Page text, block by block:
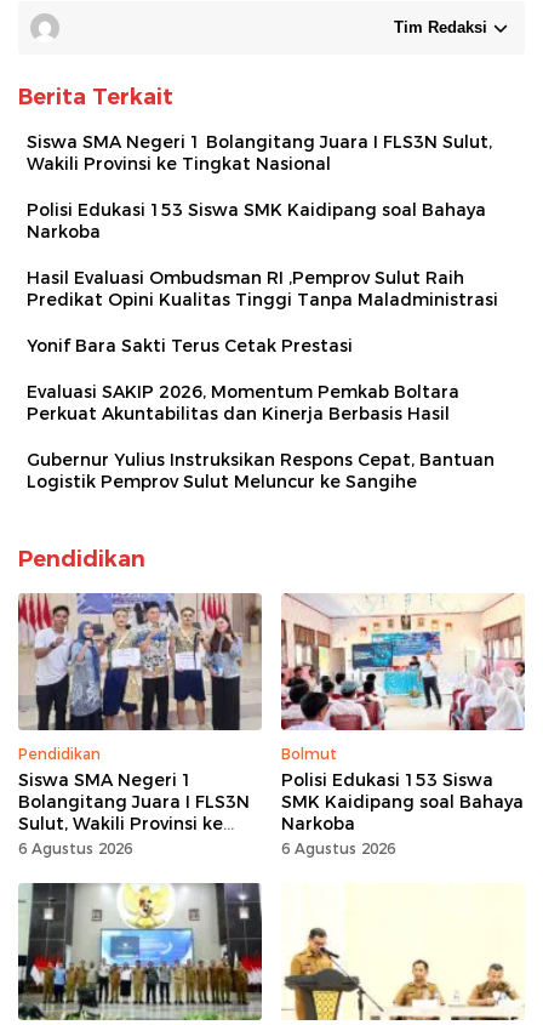
Tim Redaksi
Berita Terkait
Siswa SMA Negeri 1 Bolangitang Juara I FLS3N Sulut,
Wakili Provinsi ke Tingkat Nasional
Polisi Edukasi 153 Siswa SMK Kaidipang soal Bahaya
Narkoba
Hasil Evaluasi Ombudsman RI ,Pemprov Sulut Raih
Predikat Opini Kualitas Tinggi Tanpa Maladministrasi
Yonif Bara Sakti Terus Cetak Prestasi
Evaluasi SAKIP 2026, Momentum Pemkab Boltara
Perkuat Akuntabilitas dan Kinerja Berbasis Hasil
Gubernur Yulius Instruksikan Respons Cepat, Bantuan
Logistik Pemprov Sulut Meluncur ke Sangihe
Pendidikan
Pendidikan
Siswa SMA Negeri 1
Bolangitang Juara I FLS3N
Sulut, Wakili Provinsi ke
Tingkat Nasional
6 Agustus 2026
Bolmut
Polisi Edukasi 153 Siswa
SMK Kaidipang soal Bahaya
Narkoba
6 Agustus 2026